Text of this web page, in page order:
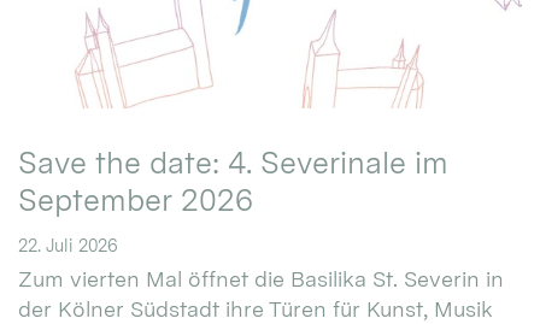
Save the date: 4. Severinale im
September 2026
22. Juli 2026
Zum vierten Mal öffnet die Basilika St. Severin in
der Kölner Südstadt ihre Türen für Kunst, Musik